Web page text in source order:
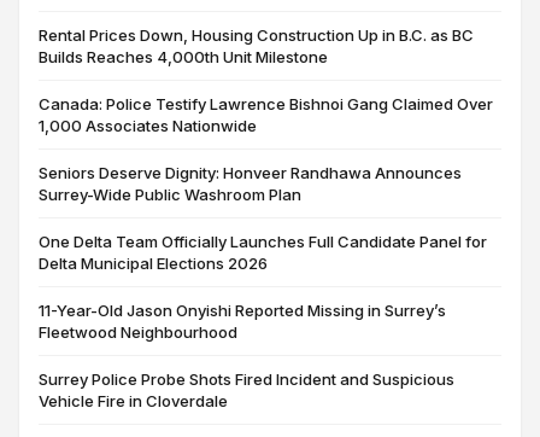
Rental Prices Down, Housing Construction Up in B.C. as BC
Builds Reaches 4,000th Unit Milestone
Canada: Police Testify Lawrence Bishnoi Gang Claimed Over
1,000 Associates Nationwide
Seniors Deserve Dignity: Honveer Randhawa Announces
Surrey-Wide Public Washroom Plan
One Delta Team Officially Launches Full Candidate Panel for
Delta Municipal Elections 2026
11-Year-Old Jason Onyishi Reported Missing in Surrey’s
Fleetwood Neighbourhood
Surrey Police Probe Shots Fired Incident and Suspicious
Vehicle Fire in Cloverdale